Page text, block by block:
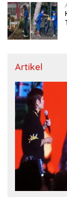
Artikel